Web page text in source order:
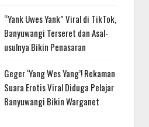
“Yank Uwes Yank” Viral di TikTok,
Banyuwangi Terseret dan Asal-
usulnya Bikin Penasaran
Geger ‘Yang Wes Yang’! Rekaman
Suara Erotis Viral Diduga Pelajar
Banyuwangi Bikin Warganet